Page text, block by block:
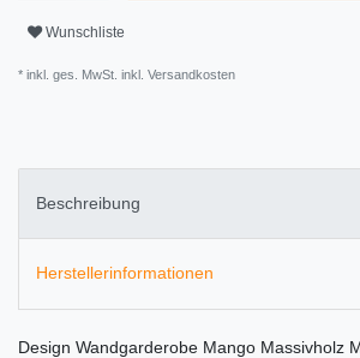
Wunschliste
* inkl. ges. MwSt. inkl. Versandkosten
Beschreibung
Herstellerinformationen
Design Wandgarderobe Mango Massivholz